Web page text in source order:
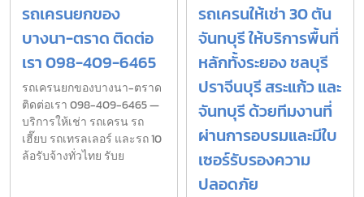
รถเครนยกของ
บางนา-ตราด ติดต่อ
เรา 098-409-6465
รถเครนยกของบางนา-ตราด
ติดต่อเรา 098-409-6465 —
บริการให้เช่า รถเครน รถ
เฮี๊ยบ รถเทรลเลอร์ และรถ 10
ล้อรับจ้างทั่วไทย รับย
รถเครนให้เช่า 30 ตัน
จันทบุรี ให้บริการพื้นที่
หลักทั้งระยอง ชลบุรี
ปราจีนบุรี สระแก้ว และ
จันทบุรี ด้วยทีมงานที่
ผ่านการอบรมและมีใบ
เซอร์รับรองความ
ปลอดภัย